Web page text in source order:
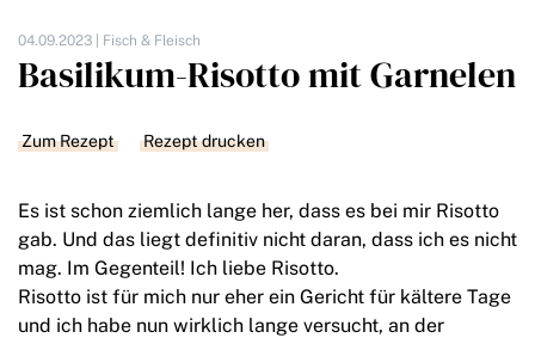
04.09.2023 | Fisch & Fleisch
Basilikum-Risotto mit Garnelen
Zum Rezept Rezept drucken
Es ist schon ziemlich lange her, dass es bei mir Risotto
gab. Und das liegt definitiv nicht daran, dass ich es nicht
mag. Im Gegenteil! Ich liebe Risotto.
Risotto ist für mich nur eher ein Gericht für kältere Tage
und ich habe nun wirklich lange versucht, an der